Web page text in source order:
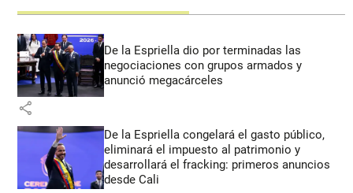
De la Espriella dio por terminadas las
negociaciones con grupos armados y
anunció megacárceles
share
De la Espriella congelará el gasto público,
eliminará el impuesto al patrimonio y
desarrollará el fracking: primeros anuncios
desde Cali